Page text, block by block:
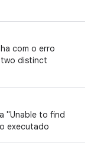
com o erro
distinct
"Unable to find
executado